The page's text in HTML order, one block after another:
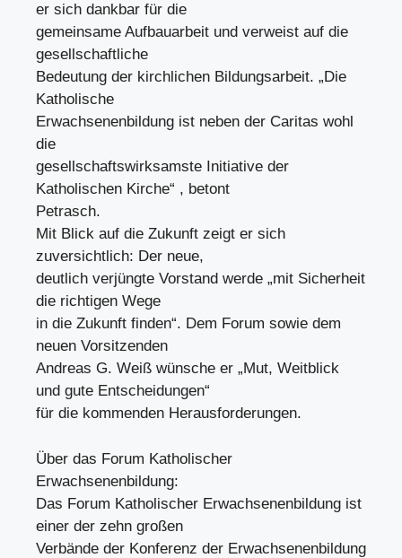
er sich dankbar für die
gemeinsame Aufbauarbeit und verweist auf die
gesellschaftliche
Bedeutung der kirchlichen Bildungsarbeit. „Die
Katholische
Erwachsenenbildung ist neben der Caritas wohl
die
gesellschaftswirksamste Initiative der
Katholischen Kirche“ , betont
Petrasch.
Mit Blick auf die Zukunft zeigt er sich
zuversichtlich: Der neue,
deutlich verjüngte Vorstand werde „mit Sicherheit
die richtigen Wege
in die Zukunft finden“. Dem Forum sowie dem
neuen Vorsitzenden
Andreas G. Weiß wünsche er „Mut, Weitblick
und gute Entscheidungen“
für die kommenden Herausforderungen.
Über das Forum Katholischer
Erwachsenenbildung:
Das Forum Katholischer Erwachsenenbildung ist
einer der zehn großen
Verbände der Konferenz der Erwachsenenbildung